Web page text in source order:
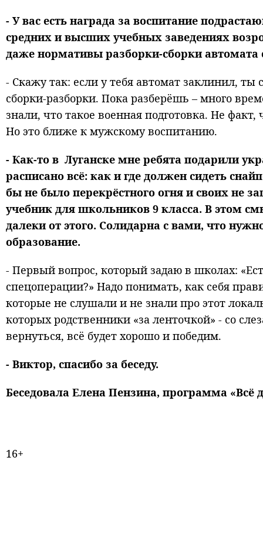
- У вас есть награда за воспитание
средних и высших учебных заведениях
даже нормативы разборки-сборки
- Скажу так: если у тебя автомат заклинил,
сборки-разборки. Пока разберёшь – много
знали, что такое военная подготовка. Не
Но это ближе к мужскому воспитанию.
- Как-то в Луганске мне ребята подарили
расписано всё: как и где должен сидеть
бы не было перекрёстного огня и своих не
учебник для школьников 9 класса. В этом
далеки от этого. Солидарна с вами, что
образование.
- Первый вопрос, который задаю в школах:
спецоперации?» Надо понимать, как себя
которые не слушали и не знали про этот
которых родственники «за ленточкой» - со
вернуться, всё будет хорошо и победим.
- Виктор, спасибо за беседу.
Беседовала Елена Пензина, программа «Всё
16+